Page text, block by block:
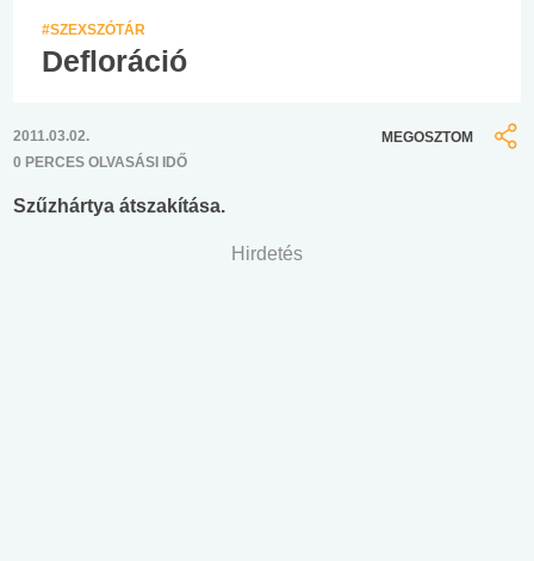
#SZEXSZÓTÁR
Defloráció
2011.03.02.
0 PERCES OLVASÁSI IDŐ
MEGOSZTOM
Szűzhártya átszakítása.
Hirdetés